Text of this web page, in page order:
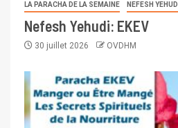
LA PARACHA DE LA SEMAINE NEFESH YEHUDI
Nefesh Yehudi: EKEV
30 juillet 2026 OVDHM